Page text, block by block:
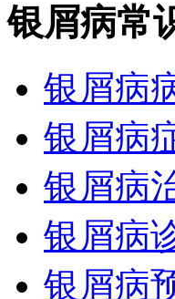
银屑病常
银屑病
银屑病
银屑病
银屑病
银屑病